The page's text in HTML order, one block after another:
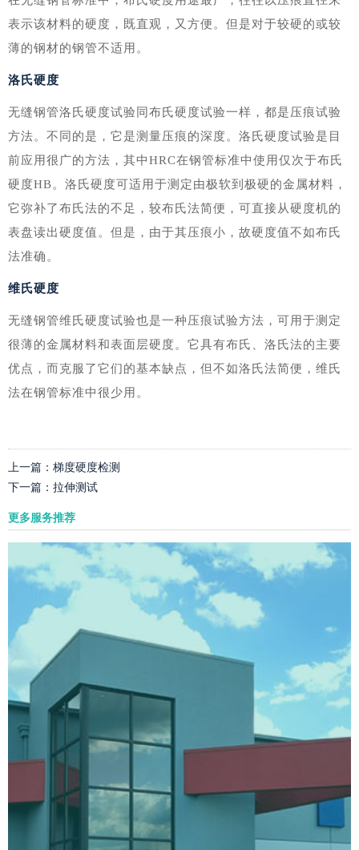
表示该材料的硬度，既直观，又方便。但是对于较硬的或较
薄的钢材的钢管不适用。
洛氏硬度
无缝钢管洛氏硬度试验同布氏硬度试验一样，都是压痕试验
方法。不同的是，它是测量压痕的深度。洛氏硬度试验是目
前应用很广的方法，其中HRC在钢管标准中使用仅次于布氏
硬度HB。洛氏硬度可适用于测定由极软到极硬的金属材料，
它弥补了布氏法的不足，较布氏法简便，可直接从硬度机的
表盘读出硬度值。但是，由于其压痕小，故硬度值不如布氏
法准确。
维氏硬度
无缝钢管维氏硬度试验也是一种压痕试验方法，可用于测定
很薄的金属材料和表面层硬度。它具有布氏、洛氏法的主要
优点，而克服了它们的基本缺点，但不如洛氏法简便，维氏
法在钢管标准中很少用。
上一篇： 梯度硬度检测
下一篇： 拉伸测试
更多服务推荐